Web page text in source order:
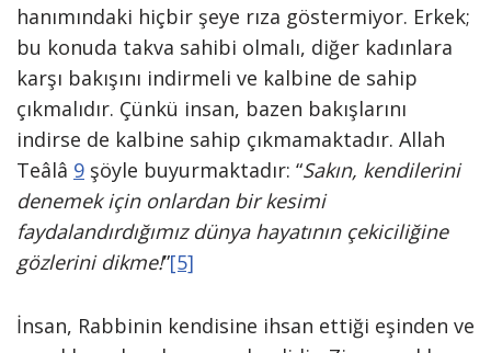
hanımındaki hiçbir şeye rıza göstermiyor. Erkek;
bu konuda takva sahibi olmalı, diğer kadınlara
karşı bakışını indirmeli ve kalbine de sahip
çıkmalıdır. Çünkü insan, bazen bakışlarını
indirse de kalbine sahip çıkmamaktadır. Allah
Teâlâ 9 şöyle buyurmaktadır: “Sakın, kendilerini
denemek için onlardan bir kesimi
faydalandırdığımız dünya hayatının çekiciliğine
gözlerini dikme!”[5]
İnsan, Rabbinin kendisine ihsan ettiği eşinden ve